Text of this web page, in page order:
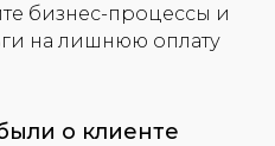
бизнес-процессы и
на лишнюю оплату
о клиенте